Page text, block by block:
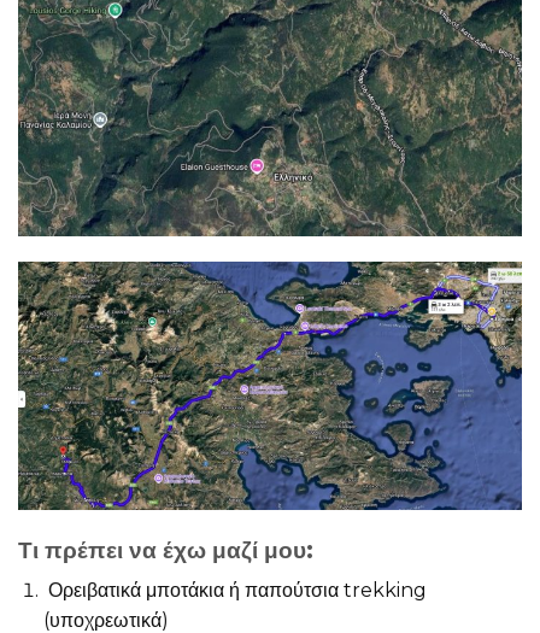
Τι πρέπει να έχω μαζί μου:
Ορειβατικά μποτάκια ή παπούτσια trekking
(υποχρεωτικά)